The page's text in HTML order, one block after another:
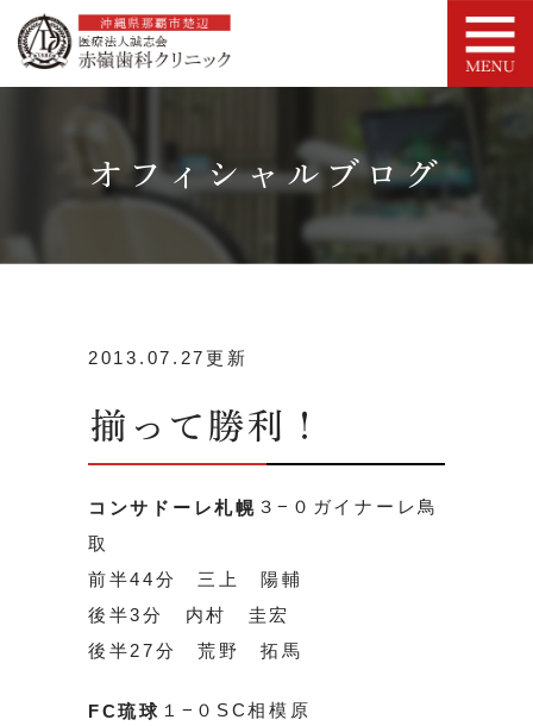
オフィシャルブログ
2013.07.27更新
揃って勝利！
コンサドーレ札幌 ３−０ガイナーレ鳥
取
前半44分 三上 陽輔
後半3分 内村 圭宏
後半27分 荒野 拓馬
FC琉球 １−０SC相模原